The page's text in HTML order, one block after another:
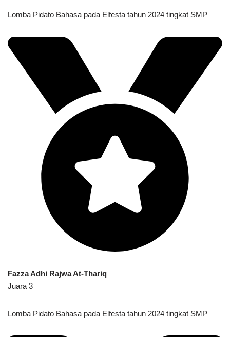
Lomba Pidato Bahasa pada Elfesta tahun 2024 tingkat SMP
Fazza Adhi Rajwa At-Thariq
Juara 3
Lomba Pidato Bahasa pada Elfesta tahun 2024 tingkat SMP